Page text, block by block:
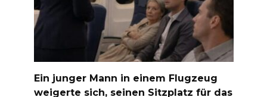
Ein junger Mann in einem Flugzeug
weigerte sich, seinen Sitzplatz für das